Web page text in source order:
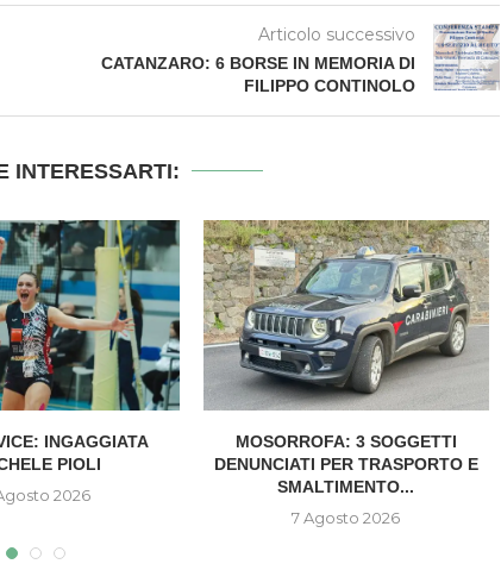
Articolo successivo
CATANZARO: 6 BORSE IN MEMORIA DI
FILIPPO CONTINOLO
INTERESSARTI:
INGAGGIATA
PIOLI
2026
MOSORROFA: 3 SOGGETTI
DENUNCIATI PER TRASPORTO E
SMALTIMENTO...
7 Agosto 2026